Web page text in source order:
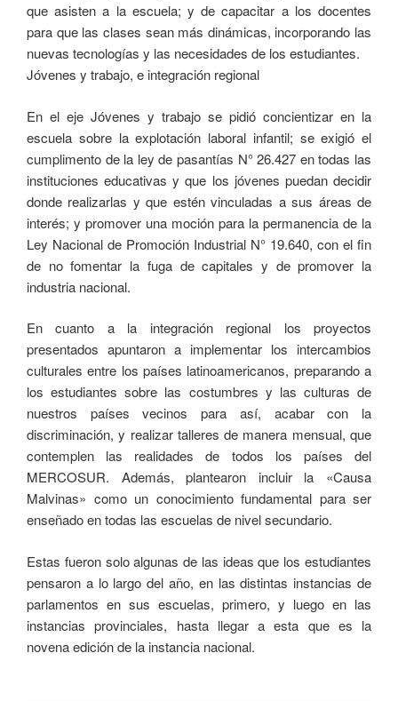
que asisten a la escuela; y de capacitar a los docentes
para que las clases sean más dinámicas, incorporando las
nuevas tecnologías y las necesidades de los estudiantes.
Jóvenes y trabajo, e integración regional
En el eje Jóvenes y trabajo se pidió concientizar en la
escuela sobre la explotación laboral infantil; se exigió el
cumplimento de la ley de pasantías N° 26.427 en todas las
instituciones educativas y que los jóvenes puedan decidir
donde realizarlas y que estén vinculadas a sus áreas de
interés; y promover una moción para la permanencia de la
Ley Nacional de Promoción Industrial N° 19.640, con el fin
de no fomentar la fuga de capitales y de promover la
industria nacional.
En cuanto a la integración regional los proyectos
presentados apuntaron a implementar los intercambios
culturales entre los países latinoamericanos, preparando a
los estudiantes sobre las costumbres y las culturas de
nuestros países vecinos para así, acabar con la
discriminación, y realizar talleres de manera mensual, que
contemplen las realidades de todos los países del
MERCOSUR. Además, plantearon incluir la «Causa
Malvinas» como un conocimiento fundamental para ser
enseñado en todas las escuelas de nivel secundario.
Estas fueron solo algunas de las ideas que los estudiantes
pensaron a lo largo del año, en las distintas instancias de
parlamentos en sus escuelas, primero, y luego en las
instancias provinciales, hasta llegar a esta que es la
novena edición de la instancia nacional.